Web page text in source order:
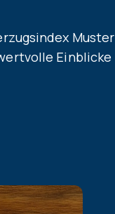
Muster
Einblicke